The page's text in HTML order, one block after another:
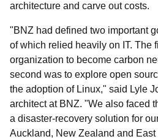
architecture and carve out costs.
"BNZ had defined two important
of which relied heavily on IT. The
organization to become carbon
second was to explore open
the adoption of Linux," said Lyle
architect at BNZ. "We also faced
a disaster-recovery solution for
Auckland, New Zealand and